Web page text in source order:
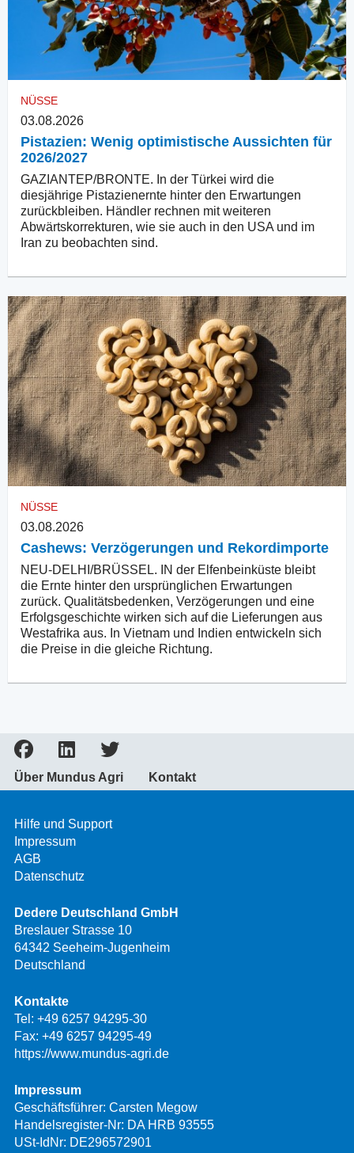
NÜSSE
03.08.2026
Pistazien: Wenig optimistische Aussichten für
2026/2027
GAZIANTEP/BRONTE. In der Türkei wird die
diesjährige Pistazienernte hinter den Erwartungen
zurückbleiben. Händler rechnen mit weiteren
Abwärtskorrekturen, wie sie auch in den USA und im
Iran zu beobachten sind.
NÜSSE
03.08.2026
Cashews: Verzögerungen und Rekordimporte
NEU-DELHI/BRÜSSEL. IN der Elfenbeinküste bleibt
die Ernte hinter den ursprünglichen Erwartungen
zurück. Qualitätsbedenken, Verzögerungen und eine
Erfolgsgeschichte wirken sich auf die Lieferungen aus
Westafrika aus. In Vietnam und Indien entwickeln sich
die Preise in die gleiche Richtung.
Über Mundus Agri Kontakt
Hilfe und Support
Impressum
AGB
Datenschutz
Dedere Deutschland GmbH
Breslauer Strasse 10
64342 Seeheim-Jugenheim
Deutschland
Kontakte
Tel: +49 6257 94295-30
Fax: +49 6257 94295-49
https://www.mundus-agri.de
Impressum
Geschäftsführer: Carsten Megow
Handelsregister-Nr: DA HRB 93555
USt-IdNr: DE296572901